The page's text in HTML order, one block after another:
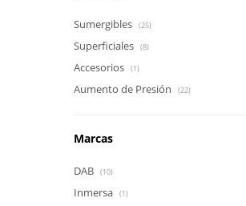
Sumergibles (25)
Superficiales (8)
Accesorios (1)
Aumento de Presión (22)
Marcas
DAB (10)
Inmersa (1)